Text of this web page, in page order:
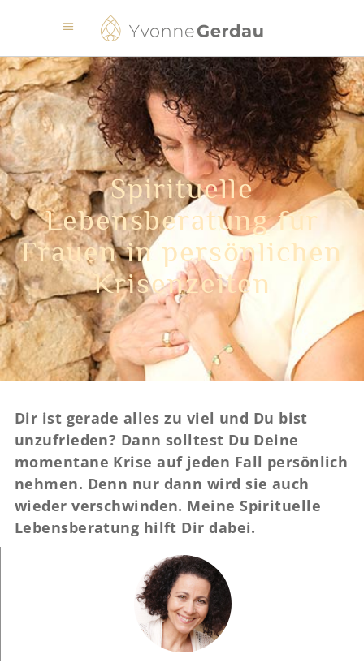
Spirituelle
Lebensberatung für
Frauen in persönlichen
Krisenzeiten
Dir ist gerade alles zu viel und Du bist
unzufrieden? Dann solltest Du Deine
momentane Krise auf jeden Fall persönlich
nehmen. Denn nur dann wird sie auch
wieder verschwinden. Meine Spirituelle
Lebensberatung hilft Dir dabei.